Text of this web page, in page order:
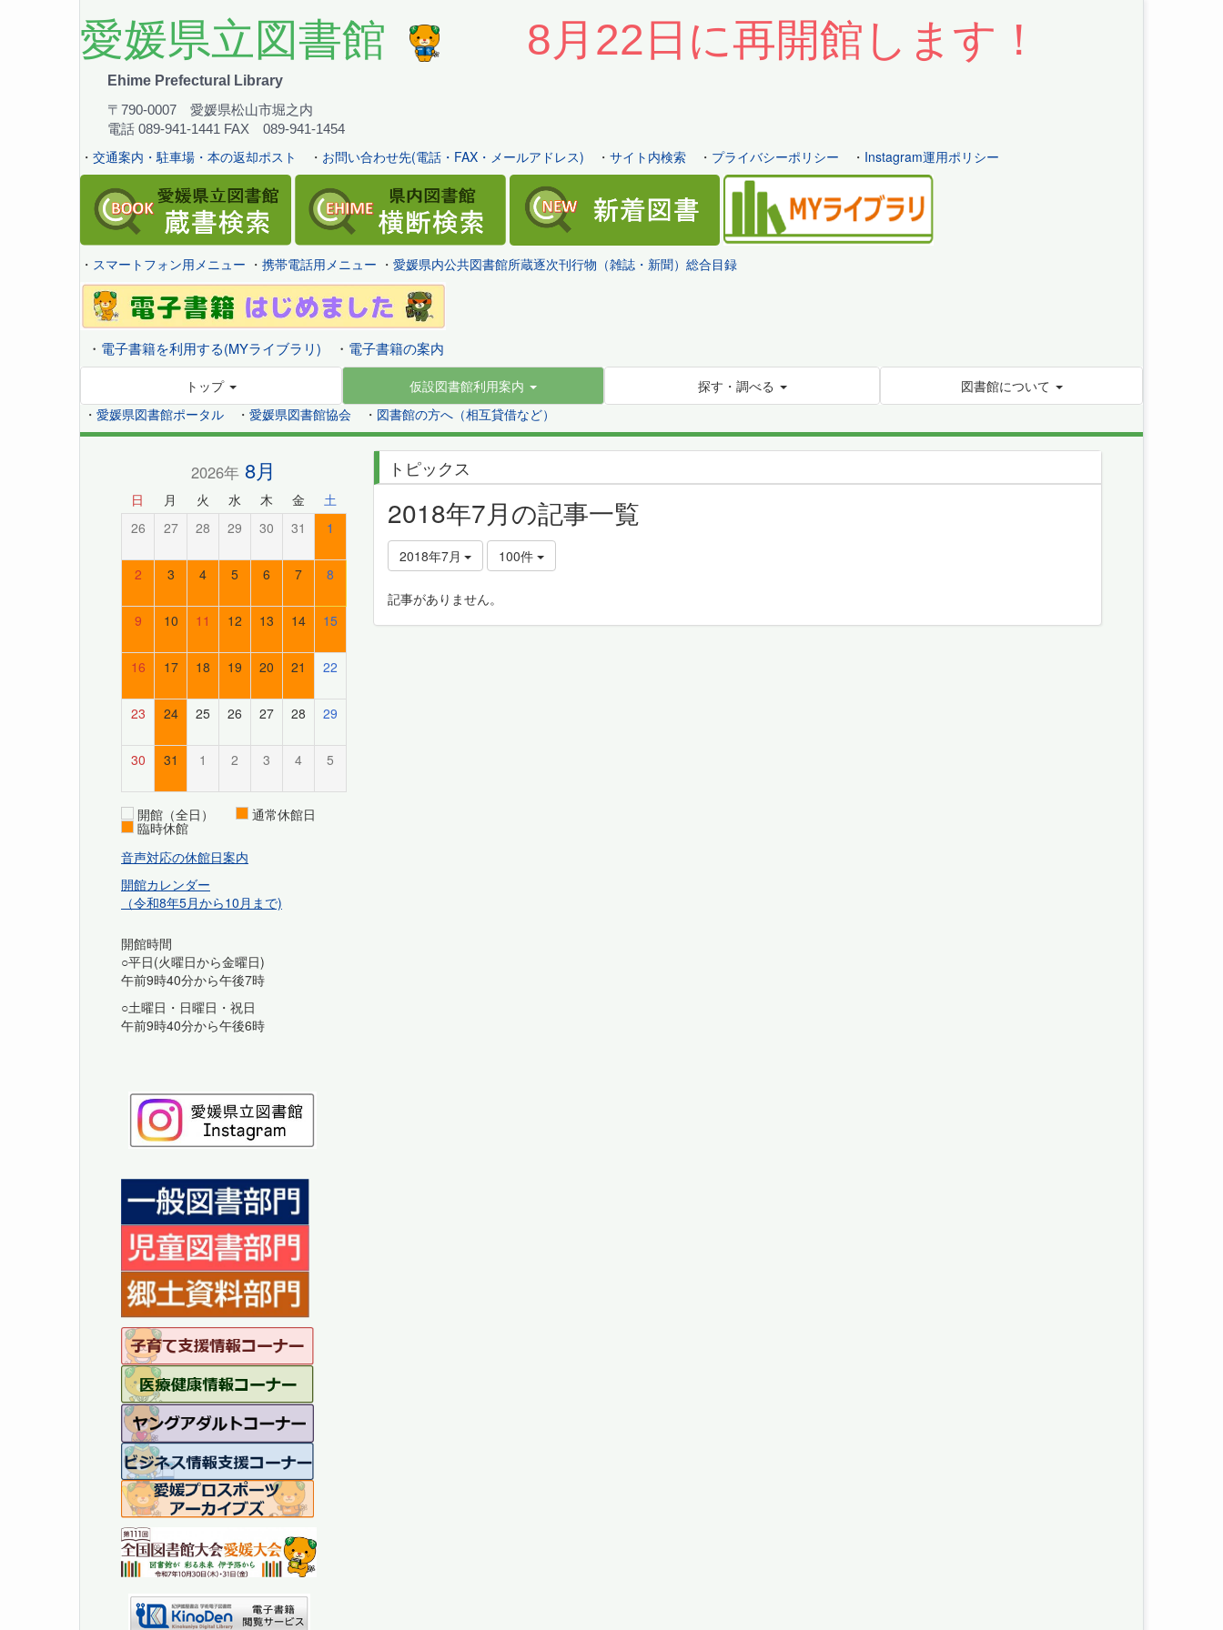
愛媛県立図書館 8月22日に再開館します！
Ehime Prefectural Library
〒790-0007 愛媛県松山市堀之内
電話 089-941-1441 FAX 089-941-1454
・ 交通案内・駐車場・本の返却ポスト ・ お問い合わせ先(電話・FAX・メールアドレス) ・ サイト内検索 ・ プライバシーポリシー ・ Instagram運用ポリシー
・ スマートフォン用メニュー ・ 携帯電話用メニュー ・ 愛媛県内公共図書館所蔵逐次刊行物（雑誌・新聞）総合目録
・ 電子書籍を利用する(MYライブラリ) ・ 電子書籍の案内
トップ 仮設図書館利用案内 探す・調べる
図書館について
・ 愛媛県図書館ポータル ・ 愛媛県図書館協会 ・ 図書館の方へ（相互貸借など）
トピックス
2018年7月の記事一覧
2018年7月 100件
記事がありません。
2026年 8月
日 月 火 水 木 金 土
26 27 28 29 30 31 1
2 3 4 5 6 7 8
9 10 11 12 13 14 15
16 17 18 19 20 21 22
23 24 25 26 27 28 29
30 31 1 2 3 4 5
開館（全日） 通常休館日
臨時休館
音声対応の休館日案内
開館カレンダー
（令和8年5月から10月まで)
開館時間
○平日(火曜日から金曜日)
午前9時40分から午後7時
○土曜日・日曜日・祝日
午前9時40分から午後6時